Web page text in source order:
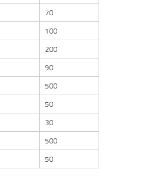
70
100
200
90
500
50
30
500
50